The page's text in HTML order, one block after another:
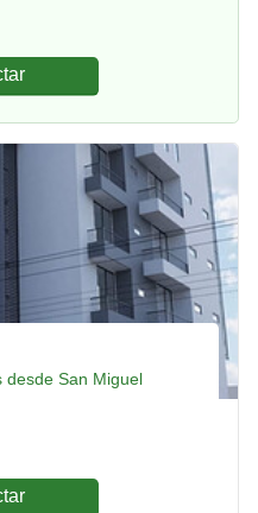
desde San Miguel